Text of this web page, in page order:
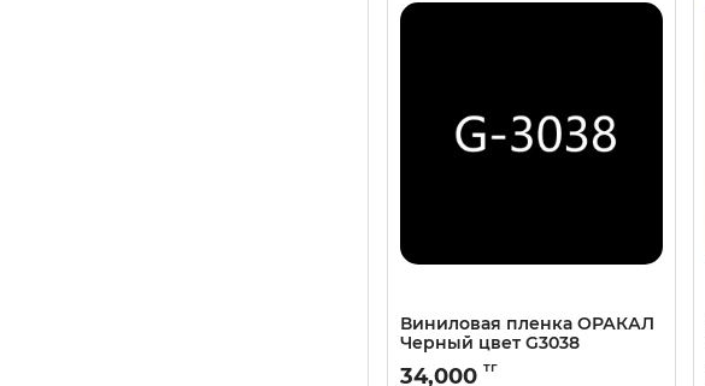
Виниловая пленка ОРАКАЛ
Черный цвет G3038
34,000 тг